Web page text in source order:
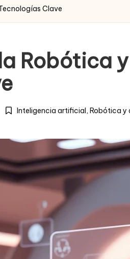
Clave
Robótica
Posted
Inteligencia artificial, Robótica y